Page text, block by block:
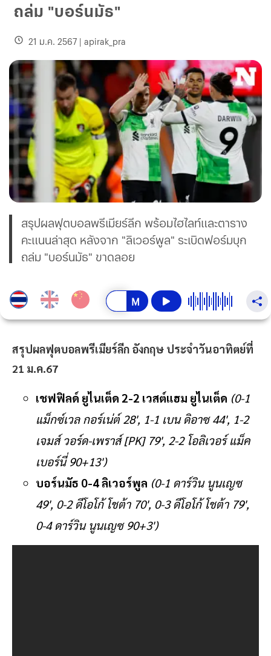
ถล่ม "บอร์นมัธ"
21 ม.ค. 2567 | apirak_pra
สรุปผลฟุตบอลพรีเมียร์ลีก พร้อมไฮไลท์และตาราง
คะแนนล่าสุด หลังจาก "ลิเวอร์พูล" ระเบิดฟอร์มบุก
ถล่ม "บอร์นมัธ" ขาดลอย
สรุปผลฟุตบอลพรีเมียร์ลีก อังกฤษ ประจำวันอาทิตย์ที่
21 ม.ค.67
เชฟฟิลด์ ยูไนเต็ด 2-2 เวสต์แฮม ยูไนเต็ด (0-1
แม็กซ์เวล กอร์เน่ต์ 28', 1-1 เบน ดิอาซ 44', 1-2
เจมส์ วอร์ด-เพราส์ [PK] 79', 2-2 โอลิเวอร์ แม็ค
เบอร์นี่ 90+13')
บอร์นมัธ 0-4 ลิเวอร์พูล (0-1 ดาร์วิน นูนเญซ
49', 0-2 ดีโอโก้ โชต้า 70', 0-3 ดีโอโก้ โชต้า 79',
0-4 ดาร์วิน นูนเญซ 90+3')